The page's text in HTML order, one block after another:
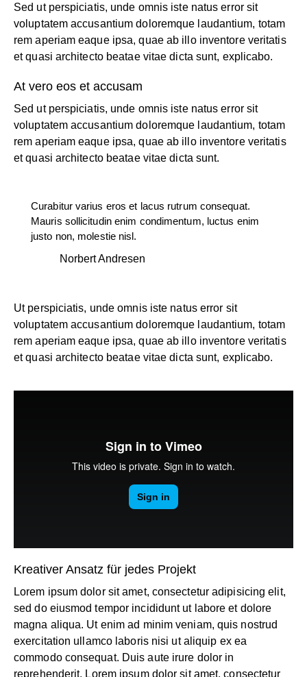
Sed ut perspiciatis, unde omnis iste natus error sit
voluptatem accusantium doloremque laudantium, totam
rem aperiam eaque ipsa, quae ab illo inventore veritatis
et quasi architecto beatae vitae dicta sunt, explicabo.
At vero eos et accusam
Sed ut perspiciatis, unde omnis iste natus error sit
voluptatem accusantium doloremque laudantium, totam
rem aperiam eaque ipsa, quae ab illo inventore veritatis
et quasi architecto beatae vitae dicta sunt.
Curabitur varius eros et lacus rutrum consequat.
Mauris sollicitudin enim condimentum, luctus enim
justo non, molestie nisl.
Norbert Andresen
Ut perspiciatis, unde omnis iste natus error sit
voluptatem accusantium doloremque laudantium, totam
rem aperiam eaque ipsa, quae ab illo inventore veritatis
et quasi architecto beatae vitae dicta sunt, explicabo.
Kreativer Ansatz für jedes Projekt
Lorem ipsum dolor sit amet, consectetur adipisicing elit,
sed do eiusmod tempor incididunt ut labore et dolore
magna aliqua. Ut enim ad minim veniam, quis nostrud
exercitation ullamco laboris nisi ut aliquip ex ea
commodo consequat. Duis aute irure dolor in
reprehenderit. Lorem ipsum dolor sit amet, consectetur